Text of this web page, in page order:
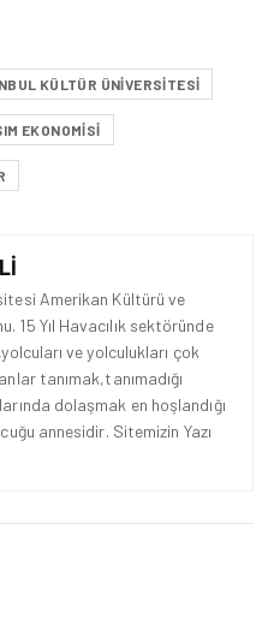
KÜLTÜR ÜNIVERSITESI
EKONOMISI
Amerikan Kültürü ve
15 Yıl Havacılık sektöründe
ve yolculukları çok
tanımak,tanımadığı
dolaşmak en hoşlandığı
annesidir. Sitemizin Yazı